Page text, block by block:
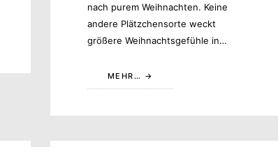
nach purem Weihnachten. Keine
andere Plätzchensorte weckt
größere Weihnachtsgefühle in…
MEHR…